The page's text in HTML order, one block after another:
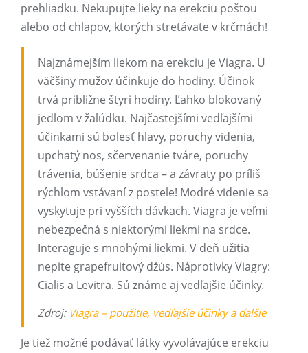
prehliadku. Nekupujte lieky na erekciu poštou
alebo od chlapov, ktorých stretávate v krčmách!
Najznámejším liekom na erekciu je Viagra. U
väčšiny mužov účinkuje do hodiny. Účinok
trvá približne štyri hodiny. Ľahko blokovaný
jedlom v žalúdku. Najčastejšími vedľajšími
účinkami sú bolesť hlavy, poruchy videnia,
upchatý nos, sčervenanie tváre, poruchy
trávenia, búšenie srdca – a závraty po príliš
rýchlom vstávaní z postele! Modré videnie sa
vyskytuje pri vyšších dávkach. Viagra je veľmi
nebezpečná s niektorými liekmi na srdce.
Interaguje s mnohými liekmi. V deň užitia
nepite grapefruitový džús. Náprotivky Viagry:
Cialis a Levitra. Sú známe aj vedľajšie účinky.
Zdroj: Viagra – použitie, vedľajšie účinky a ďalšie
Je tiež možné podávať látky vyvolávajúce erekciu